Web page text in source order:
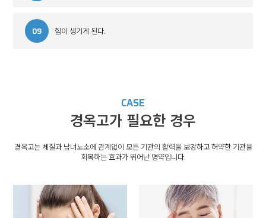
09 힘이 생기게 된다.
CASE
경옥고가 필요한 경우
경옥고는 체질과 남녀노소에 관계없이 모든 기관의 활력을 보강하고 허약한 기관을
회복하는 효과가 뛰어난 명약입니다.